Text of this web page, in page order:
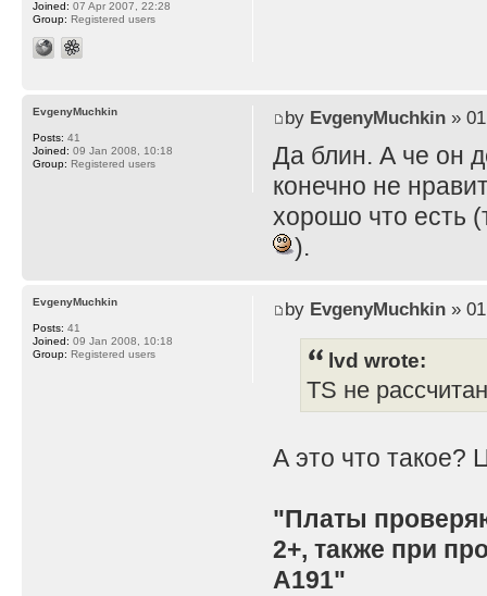
Joined: 07 Apr 2007, 22:28
Group: Registered users
by EvgenyMuchkin» 01
Да блин. А че он
конечно не
хорошо что есть
).
EvgenyMuchkin
Posts: 41
Joined: 09 Jan 2008, 10:18
Group: Registered users
by EvgenyMuchkin» 01
lvd wrote:
TS не
А это что такое?
"Платы
2+, также при
A191"
EvgenyMuchkin
Posts: 41
Joined: 09 Jan 2008, 10:18
Group: Registered users